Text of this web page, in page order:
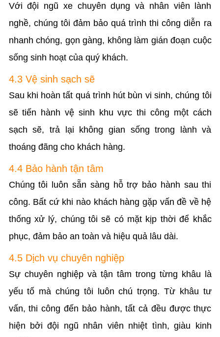
Với đội ngũ xe chuyên dụng và nhân viên lành
nghề, chúng tôi đảm bảo quá trình thi công diễn ra
nhanh chóng, gọn gàng, không làm gián đoạn cuộc
sống sinh hoạt của quý khách.
4.3 Vệ sinh sạch sẽ
Sau khi hoàn tất quá trình hút bùn vi sinh, chúng tôi
sẽ tiến hành vệ sinh khu vực thi công một cách
sạch sẽ, trả lại không gian sống trong lành và
thoáng đãng cho khách hàng.
4.4 Bảo hành tận tâm
Chúng tôi luôn sẵn sàng hỗ trợ bảo hành sau thi
công. Bất cứ khi nào khách hàng gặp vấn đề về hệ
thống xử lý, chúng tôi sẽ có mặt kịp thời để khắc
phục, đảm bảo an toàn và hiệu quả lâu dài.
4.5 Dịch vụ chuyên nghiệp
Sự chuyên nghiệp và tận tâm trong từng khâu là
yếu tố mà chúng tôi luôn chú trọng. Từ khâu tư
vấn, thi công đến bảo hành, tất cả đều được thực
hiện bởi đội ngũ nhân viên nhiệt tình, giàu kinh